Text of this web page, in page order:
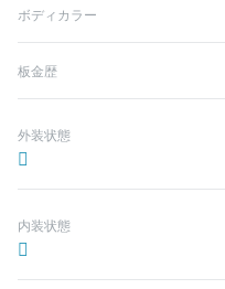
ボディカラー
板金歴
外装状態
内装状態